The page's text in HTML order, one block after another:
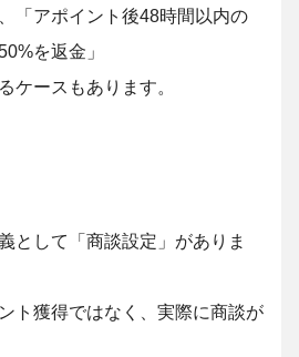
「アポイント後48時間以内の
を返金」
ケースもあります。
として「商談設定」がありま
ト獲得ではなく、実際に商談が